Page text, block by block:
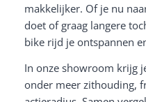
makkelijker. Of je nu
doet of graag langere
bike rijd je ontspannen
In onze showroom krijg
onder meer zithouding,